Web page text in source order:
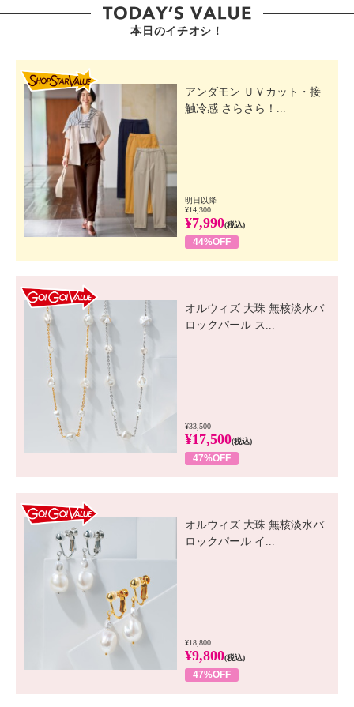
本日のイチオシ！
アンダモン ＵＶカット・接
触冷感 さらさら！...
明日以降
¥14,300
¥7,990(税込)
44%OFF
オルウィズ 大珠 無核淡水バ
ロックパール ス...
¥33,500
¥17,500(税込)
47%OFF
オルウィズ 大珠 無核淡水バ
ロックパール イ...
¥18,800
¥9,800(税込)
47%OFF